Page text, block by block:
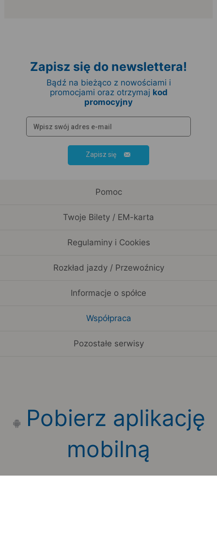
Zapisz się do newslettera!
Bądź na bieżąco z nowościami i
promocjami oraz otrzymaj kod
promocyjny
Zapisz się
Pomoc
Twoje Bilety / EM-karta
Regulaminy i Cookies
Rozkład jazdy / Przewoźnicy
Informacje o spółce
Współpraca
Pozostałe serwisy
Pobierz aplikację
mobilną